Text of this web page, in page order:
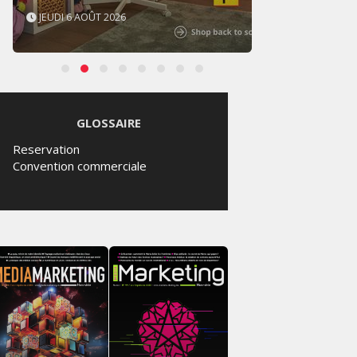
JEUDI 6 AOÛT 2026
GLOSSAIRE
Reservation
Convention commerciale